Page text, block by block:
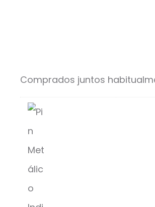
Comprados juntos